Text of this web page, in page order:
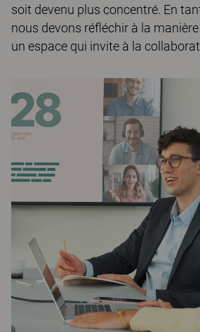
soit devenu plus concentré. En
nous devons réfléchir à la
un espace qui invite à la